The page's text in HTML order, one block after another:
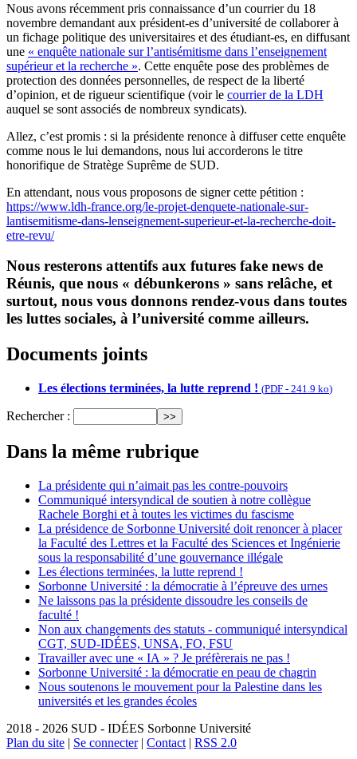
Nous avons récemment pris connaissance d’un courrier du 18
novembre demandant aux président-es d’université de collaborer à
un fichage politique des universitaires et des étudiant-es, en diffusant
une « enquête nationale sur l’antisémitisme dans l’enseignement
supérieur et la recherche ». Cette enquête pose des problèmes de
protection des données personnelles, de respect de la liberté
d’opinion, et de rigueur scientifique (voir le courrier de la LDH
auquel se sont associés de nombreux syndicats).
Allez, c’est promis : si la présidente renonce à diffuser cette enquête
comme nous le lui demandons, nous lui accorderons le titre
honorifique de Stratège Suprême de SUD.
En attendant, nous vous proposons de signer cette pétition :
https://www.ldh-france.org/le-projet-denquete-nationale-sur-
lantisemitisme-dans-lenseignement-superieur-et-la-recherche-doit-
etre-revu/
Nous resterons attentifs aux futures fake news de
Réunis, que nous « débunkerons » sans relâche, et
surtout, nous vous donnons rendez-vous dans toutes
les luttes sociales, à l’université comme ailleurs.
Documents joints
Les élections terminées, la lutte reprend ! (PDF - 241.9 ko)
Rechercher :
Dans la même rubrique
La présidente qui n’aimait pas les contre-pouvoirs
Communiqué intersyndical de soutien à notre collègue
Rachele Borghi et à toutes les victimes du fascisme
La présidence de Sorbonne Université doit renoncer à placer
la Faculté des Lettres et la Faculté des Sciences et Ingénierie
sous la responsabilité d’une gouvernance illégale
Les élections terminées, la lutte reprend !
Sorbonne Université : la démocratie à l’épreuve des urnes
Ne laissons pas la présidente dissoudre les conseils de
faculté !
Non aux changements des statuts - communiqué intersyndical
CGT, SUD-IDÉES, UNSA, FO, FSU
Travailler avec une « IA » ? Je préfèrerais ne pas !
Sorbonne Université : la démocratie en peau de chagrin
Nous soutenons le mouvement pour la Palestine dans les
universités et les grandes écoles
2018 - 2026 SUD - IDÉES Sorbonne Université
Plan du site | Se connecter| Contact | RSS 2.0